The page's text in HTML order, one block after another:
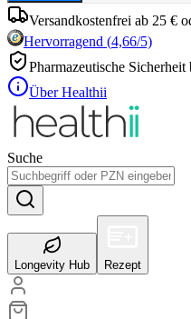
Versandkostenfrei ab 25 €
Hervorragend (4,66/5)
Pharmazeutische
Über Healthii
Suche
Longevity Hub Rezept